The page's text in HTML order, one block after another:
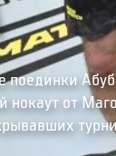
нокаут от